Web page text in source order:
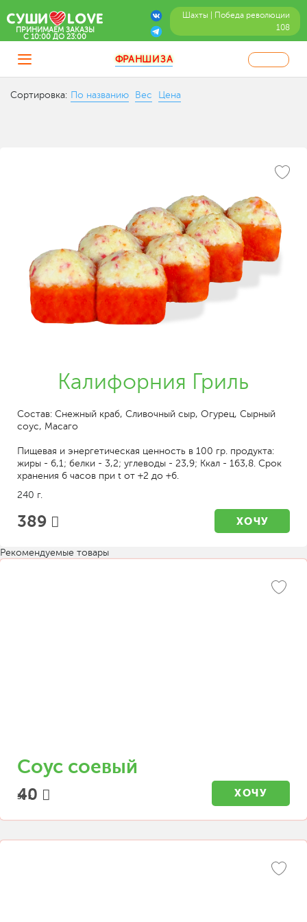
Шахты | Победа революции
108
ПРИНИМАЕМ ЗАКАЗЫ
C 10:00 ДО 23:00
ФРАНШИЗА
Сортировка: По названию Вес Цена
Калифорния Гриль
Состав: Снежный краб, Сливочный сыр, Огурец, Сырный
соус, Масаго
Пищевая и энергетическая ценность в 100 гр. продукта:
жиры - 6,1; белки - 3,2; углеводы - 23,9; Ккал - 163,8. Срок
хранения 6 часов при t от +2 до +6.
240 г.
389 ХОЧУ
Рекомендуемые товары
Соус соевый
30 г.
40 ХОЧУ